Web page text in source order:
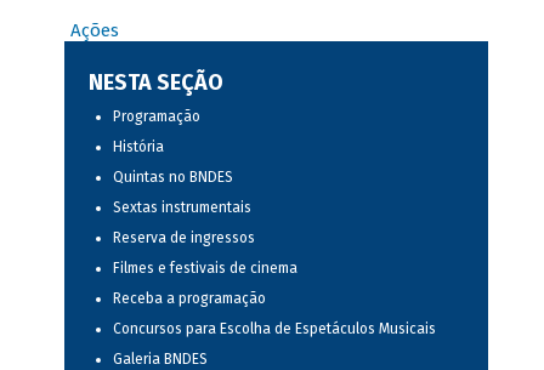
Ações
NESTA SEÇÃO
Programação
História
Quintas no BNDES
Sextas instrumentais
Reserva de ingressos
Filmes e festivais de cinema
Receba a programação
Concursos para Escolha de Espetáculos Musicais
Galeria BNDES